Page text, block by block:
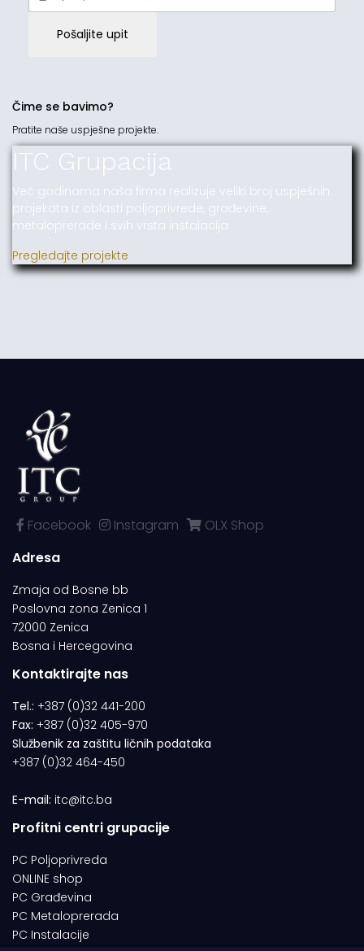
Pošaljite upit
Čime se bavimo?
Pratite naše uspješne projekte.
ITC Grupacija
Već godinama naša firma realizuje veliki broj uspješnih
projekata iz oblasti poljoprivrede, građevine,
metaloprerade i svih vrsta instalacija.
Pregledajte projekte
Facebook Instagram
OLX Shop
Adresa
Zmaja od Bosne bb
Poslovna zona Zenica 1
72000 Zenica
Bosna i Hercegovina
Kontaktirajte nas
Tel.: +387 (0)32 441-200
Fax: +387 (0)32 405-970
Službenik za zaštitu ličnih podataka
+387 (0)32 464-450
E-mail: itc@itc.ba
Profitni centri grupacije
PC Poljoprivreda
ONLINE shop
PC Građevina
PC Metaloprerada
PC Instalacije